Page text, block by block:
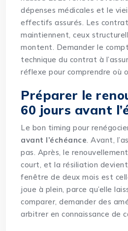
dépenses médicales et le
effectifsassurés. Les
maintiennent, ceux
montent. Demander le
technique du contrat à
réflexe pour comprendre où
Préparer le
60 jours avant
Le bon timing pour
avant l’échéance. Avant,
pas. Après, le
court, et la résiliation
fenêtre de deux mois est
joue à plein, parce qu’elle
comparer, demander des
arbitrer en connaissance de